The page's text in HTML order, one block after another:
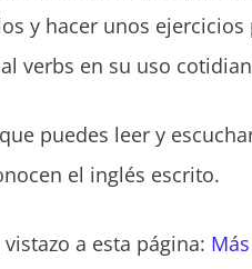
y hacer unos
verbs en su uso
puedes leer y
el inglés escrito.
a esta página: